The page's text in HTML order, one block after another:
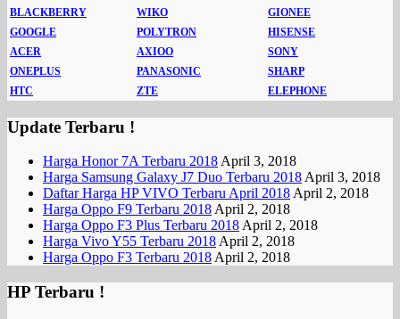
BLACKBERRY
WIKO
GIONEE
GOOGLE
POLYTRON
HISENSE
ACER
AXIOO
SONY
ONEPLUS
PANASONIC
SHARP
HTC
ZTE ELEPHONE
Update Terbaru !
Harga Honor 7A Terbaru 2018April 3, 2018
Harga Samsung Galaxy J7 Duo Terbaru 2018April 3, 2018
Daftar Harga HP VIVO Terbaru April 2018April 2, 2018
Harga Oppo F9 Terbaru 2018April 2, 2018
Harga Oppo F3 Plus Terbaru 2018April 2, 2018
Harga Vivo Y55 Terbaru 2018April 2, 2018
Harga Oppo F3 Terbaru 2018April 2, 2018
HP Terbaru !